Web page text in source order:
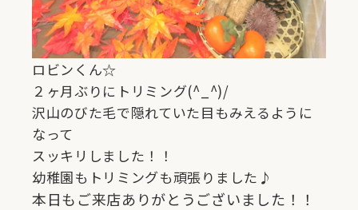
ロビンくん☆
２ヶ月ぶりにトリミング(^_^)/
沢山のびた毛で隠れていた目もみえるように
なって
スッキリしました！！
幼稚園もトリミングも頑張りました♪
本日もご来店ありがとうございました！！